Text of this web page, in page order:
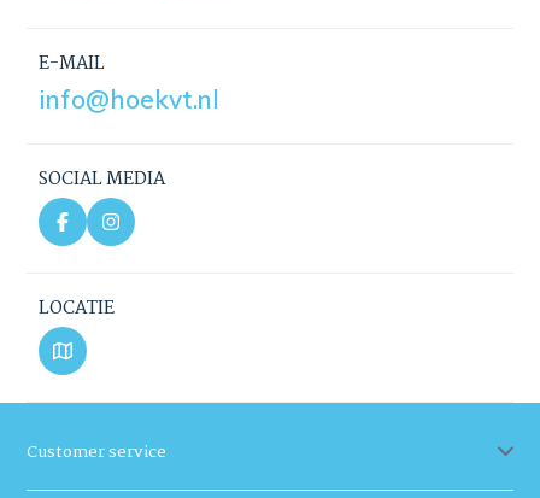
E-MAIL
info@hoekvt.nl
SOCIAL MEDIA
LOCATIE
Customer service